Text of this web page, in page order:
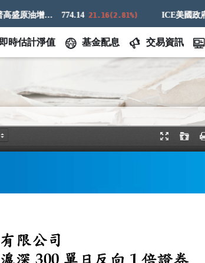
標普高盛原油增強超額回報指數 774.14 21.16(2.81%)
即時估計淨值 基金配息 交易資訊